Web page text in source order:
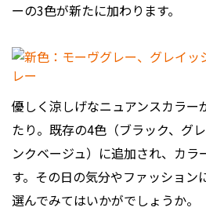
ーの3色が新たに加わります。
優しく涼しげなニュアンスカラー
たり。既存の4色（ブラック、グ
ンクベージュ）に追加され、カラ
す。その日の気分やファッション
選んでみてはいかがでしょうか。